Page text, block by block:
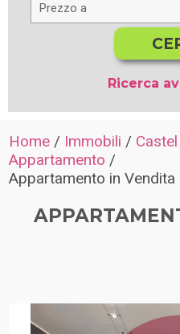
Ricerca
Home / Immobili /
Appartamento /
Appartamento in Vendita